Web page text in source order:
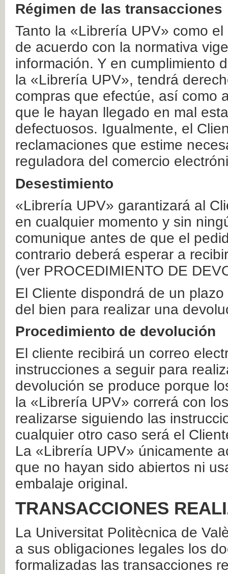
Régimen de las transacciones
Tanto la «Librería UPV» como
de acuerdo con la normativa
información. Y en cumplimiento
la «Librería UPV», tendrá
compras que efectúe, así como
que le hayan llegado en mal
defectuosos. Igualmente, el
reclamaciones que estime
reguladora del comercio
Desestimiento
«Librería UPV» garantizará al
en cualquier momento y sin
comunique antes de que el
contrario deberá esperar a
(ver PROCEDIMIENTO DE
El Cliente dispondrá de un
del bien para realizar una
Procedimiento de devolución
El cliente recibirá un correo
instrucciones a seguir para
devolución se produce porque
la «Librería UPV» correrá con
realizarse siguiendo las
cualquier otro caso será el
La «Librería UPV» únicamente
que no hayan sido abiertos ni
embalaje original.
TRANSACCIONES
La Universitat Politècnica de
a sus obligaciones legales los
formalizadas las transacciones